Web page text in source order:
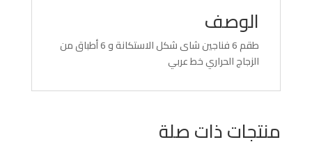
الوصف
طقم 6 فناجين شاى شكل الاستكانة و 6 أطباق من
الزجاج الحراري خط عربي
منتجات ذات صلة